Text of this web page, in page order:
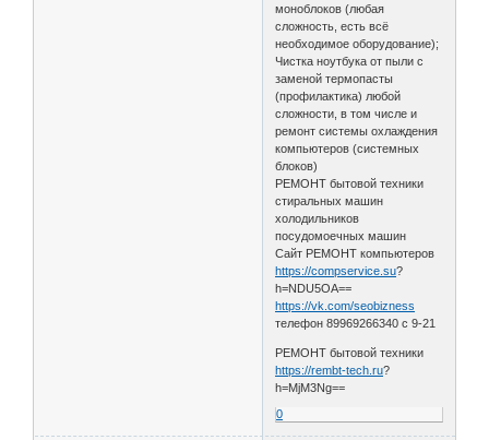
моноблоков (любая
сложность, есть всё
необходимое оборудование);
Чистка ноутбука от пыли с
заменой термопасты
(профилактика) любой
сложности, в том числе и
ремонт системы охлаждения
компьютеров (системных
блоков)
РЕМОНТ бытовой техники
стиральных машин
холодильников
посудомоечных машин
Сайт РЕМОНТ компьютеров
https://compservice.su?
h=NDU5OA==
https://vk.com/seobizness
телефон 89969266340 с 9-21
РЕМОНТ бытовой техники
https://rembt-tech.ru?
h=MjM3Ng==
0